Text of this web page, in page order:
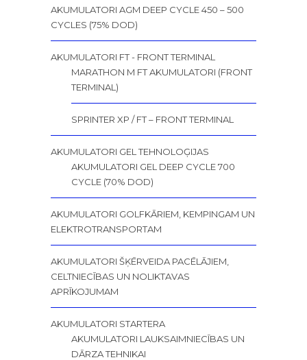
AKUMULATORI AGM DEEP CYCLE 450 – 500
CYCLES (75% DOD)
AKUMULATORI FT - FRONT TERMINAL
MARATHON M FT AKUMULATORI (FRONT
TERMINAL)
SPRINTER XP / FT – FRONT TERMINAL
AKUMULATORI GEL TEHNOLOĢIJAS
AKUMULATORI GEL DEEP CYCLE 700
CYCLE (70% DOD)
AKUMULATORI GOLFKĀRIEM, KEMPINGAM UN
ELEKTROTRANSPORTAM
AKUMULATORI ŠĶĒRVEIDA PACĒLĀJIEM,
CELTNIECĪBAS UN NOLIKTAVAS
APRĪKOJUMAM
AKUMULATORI STARTERA
AKUMULATORI LAUKSAIMNIECĪBAS UN
DĀRZA TEHNIKAI